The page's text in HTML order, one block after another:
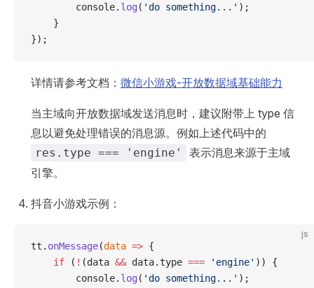
        console.
log ( 'do something...' );
    }
});
详情请参考文档： 微信小游戏-开放数据域基础能力
当主域向开放数据域发送消息时，建议附带上 type 信
息以避免处理错误的消息源。例如上述代码中的
res.type === 'engine'
表示消息来源于主域
引擎。
抖音小游戏示例：
js
tt. onMessage(data => {
    if
( ! (data && data.type === 'engine' )) {
        console.
log ( 'do something...' );